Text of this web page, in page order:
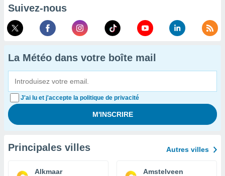
Suivez-nous
La Météo dans votre boîte mail
J'ai lu et j'accepte la politique de privacité
Principales villes Autres villes
Alkmaar Amstelveen